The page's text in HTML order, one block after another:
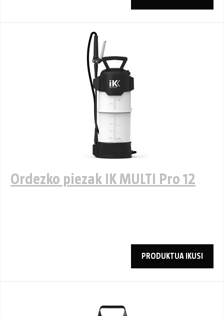
Ordezko piezak IK MULTI Pro 12
PRODUKTUA IKUSI